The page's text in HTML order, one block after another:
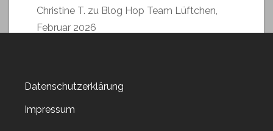
Christine T. zu Blog Hop Team Lüftchen,
Februar 2026
Archiv
Datenschutzerklärung
Impressum